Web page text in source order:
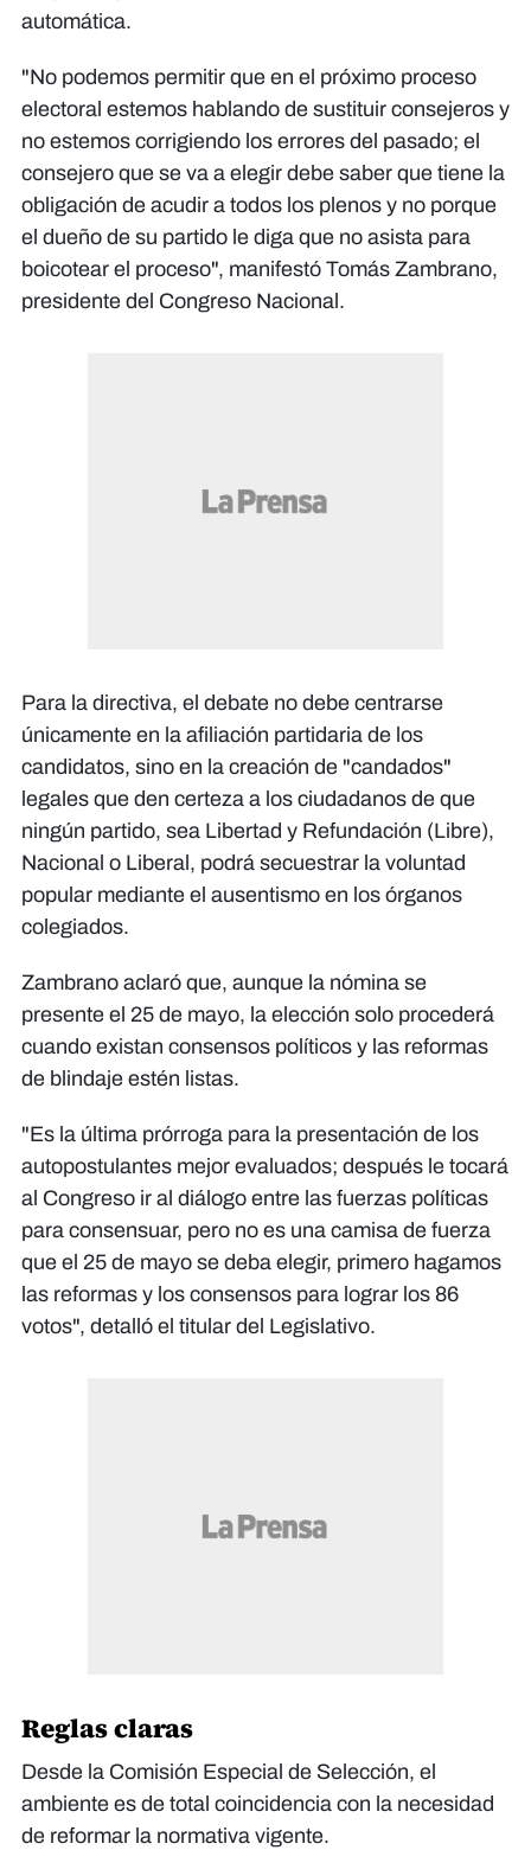
automática.​
"No podemos permitir que en el próximo proceso
electoral estemos hablando de sustituir consejeros y
no estemos corrigiendo los errores del pasado; el
consejero que se va a elegir debe saber que tiene la
obligación de acudir a todos los plenos y no porque
el dueño de su partido le diga que no asista para
boicotear el proceso", manifestó Tomás Zambrano,
presidente del Congreso Nacional.
​Para la directiva, el debate no debe centrarse
únicamente en la afiliación partidaria de los
candidatos, sino en la creación de "candados"
legales que den certeza a los ciudadanos de que
ningún partido, sea Libertad y Refundación (Libre),
Nacional o Liberal, podrá secuestrar la voluntad
popular mediante el ausentismo en los órganos
colegiados.
Zambrano aclaró que, aunque la nómina se
presente el 25 de mayo, la elección solo procederá
cuando existan consensos políticos y las reformas
de blindaje estén listas.
​"Es la última prórroga para la presentación de los
autopostulantes mejor evaluados; después le tocará
al Congreso ir al diálogo entre las fuerzas políticas
para consensuar, pero no es una camisa de fuerza
que el 25 de mayo se deba elegir, primero hagamos
las reformas y los consensos para lograr los 86
votos", detalló el titular del Legislativo.
​Reglas claras
Desde la Comisión Especial de Selección, el
ambiente es de total coincidencia con la necesidad
de reformar la normativa vigente.